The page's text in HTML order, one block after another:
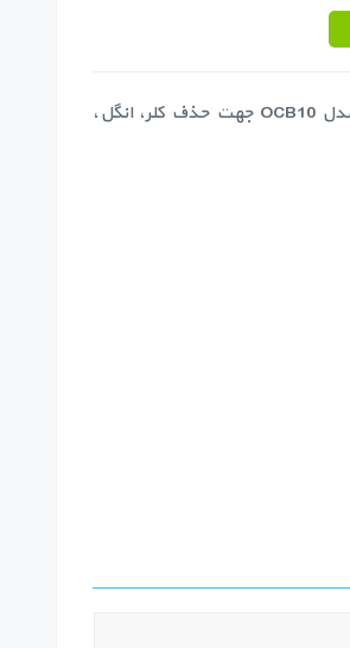
فیلتر کربن گرانول سایز 10 اینچ PENCA مدل OCB10 جهت حذف کلر، انگل،